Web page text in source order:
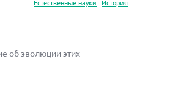
Естественные науки
История
об эволюции этих